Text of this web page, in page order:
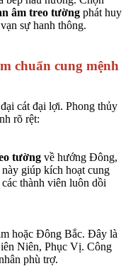
âm treo tường phát huy
sự hanh thông.
chuẩn cung mệnh
cát đại lợi. Phong thủy
rõ rệt:
tường về hướng Đông,
giúp kích hoạt cung
thành viên luôn dồi
hoặc Đông Bắc. Đây là
Niên, Phục Vị. Công
phù trợ.